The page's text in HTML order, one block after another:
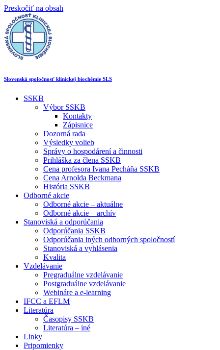
Preskočiť na obsah
Slovenská spoločnosť klinickej biochémie SLS
SSKB
Výbor SSKB
Kontakty
Zápisnice
Dozorná rada
Výsledky volieb
Správy o hospodárení a činnosti
Prihláška za člena SSKB
Cena profesora Ivana Pecháňa SSKB
Cena Arnolda Beckmana
História SSKB
Odborné akcie
Odborné akcie – aktuálne
Odborné akcie – archív
Stanoviská a odporúčania
Odporúčania SSKB
Odporúčania iných odborných spoločností
Stanoviská a vyhlásenia
Kvalita
Vzdelávanie
Pregraduálne vzdelávanie
Postgraduálne vzdelávanie
Webináre a e-learning
IFCC a EFLM
Literatúra
Časopisy SSKB
Literatúra – iné
Linky
Pripomienky